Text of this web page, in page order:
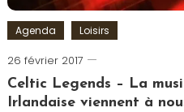
Agenda Loisirs
26 février 2017
Romain-
Paris
Celtic Legends – La
Irlandaise viennent à